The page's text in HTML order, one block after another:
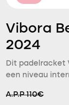
Vibora
2024
Dit padelracket
een niveau
A.P.P 110€